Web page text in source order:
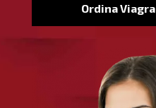
Ordina Viagra